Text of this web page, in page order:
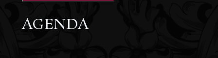
AGENDA